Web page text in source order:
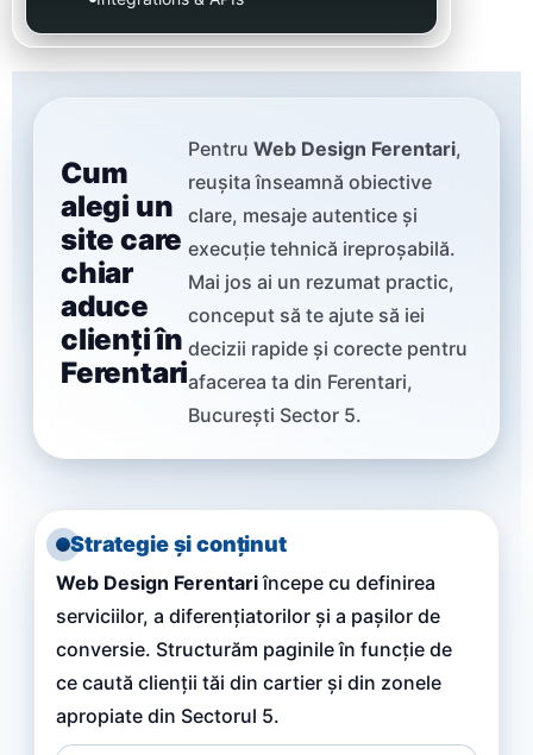
Cum
alegi un
site care
chiar
aduce
clienți în
Ferentari
PentruWeb Design Ferentari,
reușita înseamnă obiective
clare, mesaje autentice și
execuție tehnică ireproșabilă.
Mai jos ai un rezumat practic,
conceput să te ajute să iei
decizii rapide și corecte pentru
afacerea ta din Ferentari,
București Sector 5.
Strategie și conținut
Web Design Ferentariîncepe cu definirea
serviciilor, a diferențiatorilor și a pașilor de
conversie. Structurăm paginile în funcție de
ce caută clienții tăi din cartier și din zonele
apropiate din Sectorul 5.